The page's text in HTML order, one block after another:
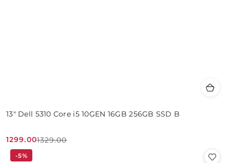
13" Dell 5310 Core i5 10GEN 16GB 256GB SSD B
Cena
promocyjna:
1299.00
Cena
przed
1329.00
-5%